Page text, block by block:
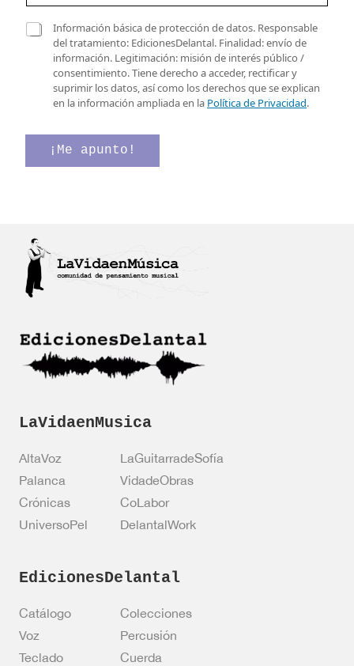
r
r
e
C
a
ó
n
i
c
o
r
f
a
c
ó
n
C
s
f
i
c
a
c
n
Información básica de protección de datos. Responsable
del tratamiento: EdicionesDelantal. Finalidad: envío de
información. Legitimación: misión de interés público /
consentimiento. Tiene derecho a acceder, rectificar y
suprimir los datos, así como los derechos que se explican
en la información ampliada en la Política de Privacidad.
¡Me apunto!
LaVidaenMusica
AltaVoz
LaGuitarradeSofía
Palanca
VidadeObras
Crónicas
CoLabor
UniversoPel
DelantalWork
EdicionesDelantal
Catálogo
Colecciones
Voz
Percusión
Teclado
Cuerda